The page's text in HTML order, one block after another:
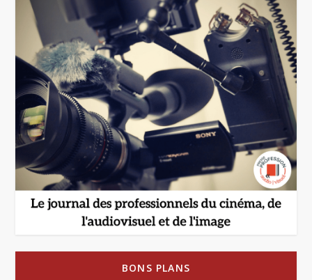
BONS PLANS